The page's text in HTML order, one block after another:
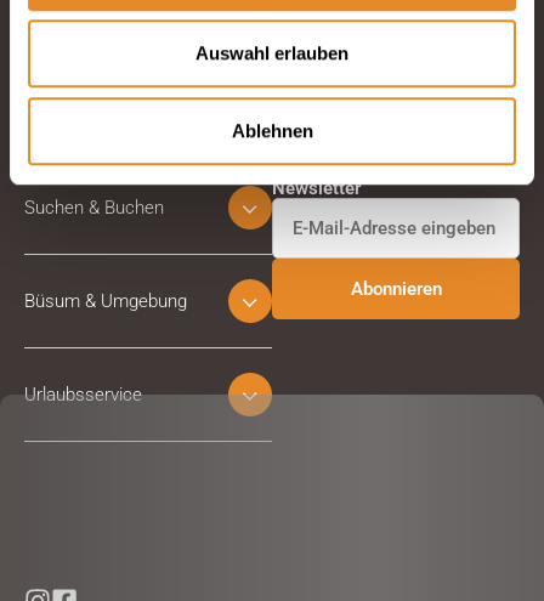
Auswahl erlauben
Ablehnen
E-Mail schreiben
Suchen & Buchen
Büsum & Umgebung
Urlaubsservice
Abonnieren Sie unseren
Newsletter